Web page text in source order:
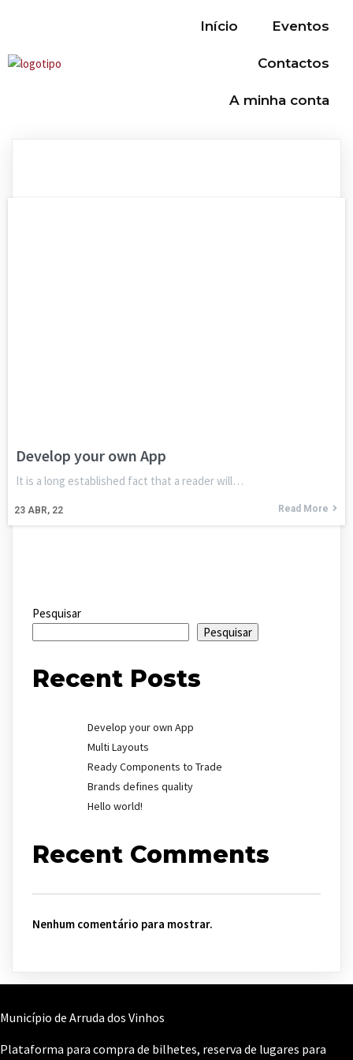
Início Eventos
Contactos
A minha conta
Develop your own App
23 ABR, 22
It is a long established fact that a reader will…
Read More
Pesquisar
Pesquisar
Recent Posts
Develop your own App
Multi Layouts
Ready Components to Trade
Brands defines quality
Hello world!
Recent Comments
Nenhum comentário para mostrar.
Município de Arruda dos Vinhos
Plataforma para compra de bilhetes, reserva de lugares para